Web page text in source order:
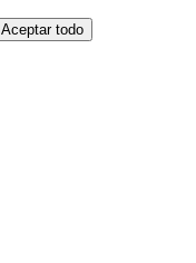
Aceptar todo